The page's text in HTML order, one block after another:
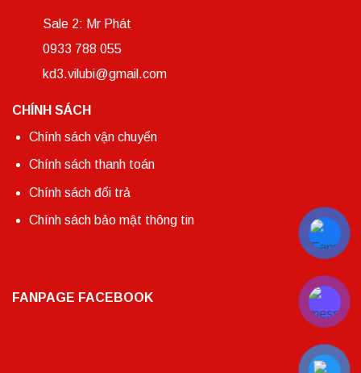
Sale 2: Mr Phát
0933 788 055
kd3.vilubi@gmail.com
CHÍNH SÁCH
Chính sách vận chuyển
Chính sách thanh toán
Chính sách đổi trả
Chính sách bảo mật thông tin
FANPAGE FACEBOOK